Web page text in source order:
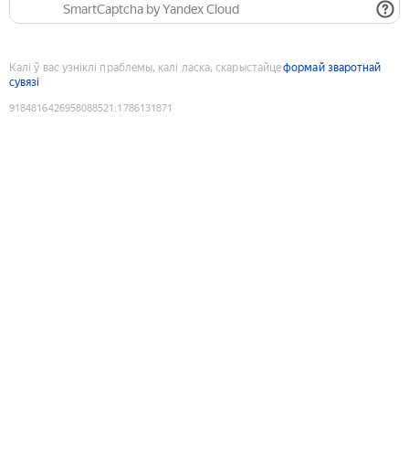
SmartCaptcha by Yandex Cloud
Калі ў вас узніклі праблемы, калі ласка, скарыстайцеформай зваротнай
сувязі
9184816426958088521 :1786131871